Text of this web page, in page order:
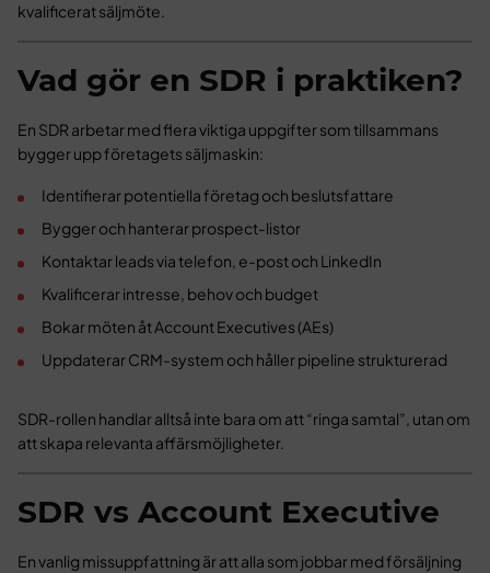
kvalificerat säljmöte.
Vad gör en SDR i praktiken?
En SDR arbetar med flera viktiga uppgifter som tillsammans
bygger upp företagets säljmaskin:
Identifierar potentiella företag och beslutsfattare
Bygger och hanterar prospect-listor
Kontaktar leads via telefon, e-post och LinkedIn
Kvalificerar intresse, behov och budget
Bokar möten åt Account Executives (AEs)
Uppdaterar CRM-system och håller pipeline strukturerad
SDR-rollen handlar alltså inte bara om att “ringa samtal”, utan om
att skapa relevanta affärsmöjligheter.
SDR vs Account Executive
En vanlig missuppfattning är att alla som jobbar med försäljning